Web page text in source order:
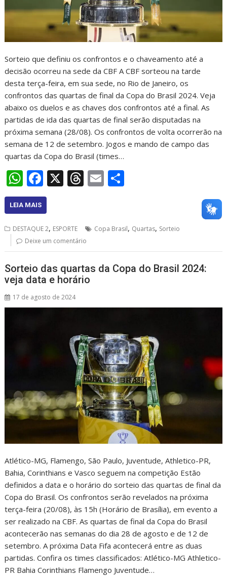
Sorteio que definiu os confrontos e o chaveamento até a
decisão ocorreu na sede da CBF A CBF sorteou na tarde
desta terça-feira, em sua sede, no Rio de Janeiro, os
confrontos das quartas de final da Copa do Brasil 2024. Veja
abaixo os duelos e as chaves dos confrontos até a final. As
partidas de ida das quartas de final serão disputadas na
próxima semana (28/08). Os confrontos de volta ocorrerão na
semana de 12 de setembro. Jogos e mando de campo das
quartas da Copa do Brasil (times…
W
h
at
s
A
p
p
F
ac
e
b
o
o
k
X T
a
d
s
E
l e
LEIA MAIS
DESTAQUE 2, ESPORTE Copa Brasil, Quartas, Sorteio
Deixe um comentário
Sorteio das quartas da Copa do Brasil 2024:
veja data e horário
17 de agosto de 2024
Atlético-MG, Flamengo, São Paulo, Juventude, Athletico-PR,
Bahia, Corinthians e Vasco seguem na competição Estão
definidos a data e o horário do sorteio das quartas de final da
Copa do Brasil. Os confrontos serão revelados na próxima
terça-feira (20/08), às 15h (Horário de Brasília), em evento a
ser realizado na CBF. As quartas de final da Copa do Brasil
acontecerão nas semanas do dia 28 de agosto e de 12 de
setembro. A próxima Data Fifa acontecerá entre as duas
partidas. Confira os times classificados: Atlético-MG Athletico-
PR Bahia Corinthians Flamengo Juventude…